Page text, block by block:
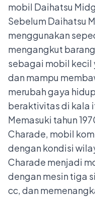
mobil Daihatsu
Sebelum Daihatsu
menggunakan
mengangkut
sebagai mobil kecil
dan mampu
merubah gaya
beraktivitas di kala
Memasuki tahun
Charade, mobil
dengan kondisi
Charade menjadi
dengan mesin tiga
cc, dan